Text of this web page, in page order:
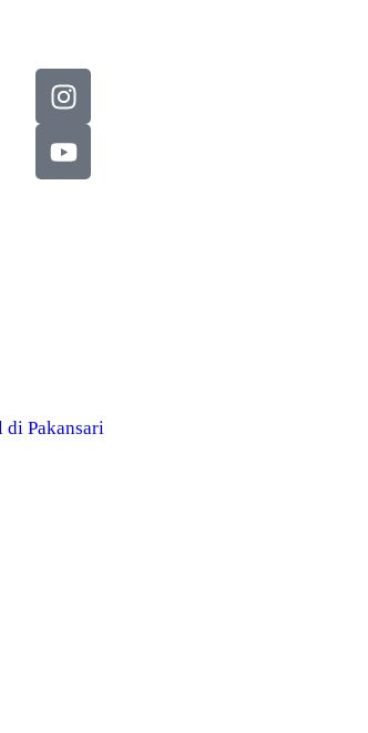
di Pakansari